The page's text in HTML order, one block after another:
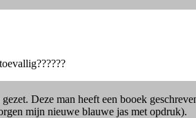
Deze man heeft een booek
mijn nieuwe blauwe jas met opdruk).